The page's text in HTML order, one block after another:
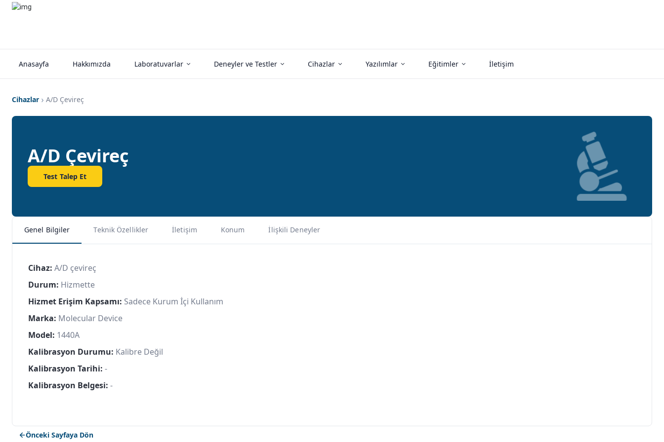
Anasayfa Hakkımızda Laboratuvarlar Deneyler ve Testler Cihazlar Yazılımlar Eğitimler İletişim
Cihazlar A/D Çevireç
A/D Çevireç
Test Talep Et
Genel Bilgiler Teknik Özellikler İletişim Konum İlişkili Deneyler
Cihaz: A/D çevireç
Durum: Hizmette
Hizmet Erişim Kapsamı: Sadece Kurum İçi Kullanım
Marka: Molecular Device
Model: 1440A
Kalibrasyon Durumu: Kalibre Değil
Kalibrasyon Tarihi: -
Kalibrasyon Belgesi: -
Önceki Sayfaya Dön